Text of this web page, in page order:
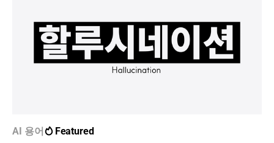
AI 용어 Featured